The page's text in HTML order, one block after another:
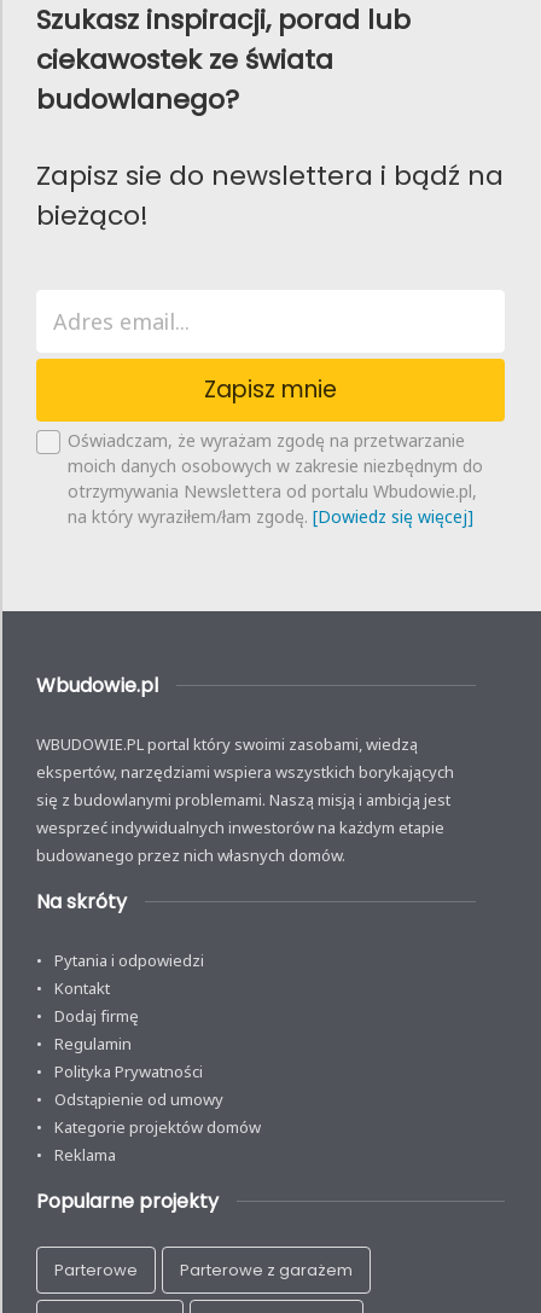
Szukasz inspiracji, porad lub
ciekawostek ze świata
budowlanego?
Zapisz sie do newslettera i bądź na
bieżąco!
Zapisz mnie
Oświadczam, że wyrażam zgodę na przetwarzanie
moich danych osobowych w zakresie niezbędnym do
otrzymywania Newslettera od portalu Wbudowie.pl,
na który wyraziłem/łam zgodę. [Dowiedz się więcej]
Wbudowie.pl
WBUDOWIE.PL portal który swoimi zasobami, wiedzą
ekspertów, narzędziami wspiera wszystkich borykających
się z budowlanymi problemami. Naszą misją i ambicją jest
wesprzeć indywidualnych inwestorów na każdym etapie
budowanego przez nich własnych domów.
Na skróty
Pytania i odpowiedzi
Kontakt
Dodaj firmę
Regulamin
Polityka Prywatności
Odstąpienie od umowy
Kategorie projektów domów
Reklama
Popularne projekty
Parterowe Parterowe z garażem